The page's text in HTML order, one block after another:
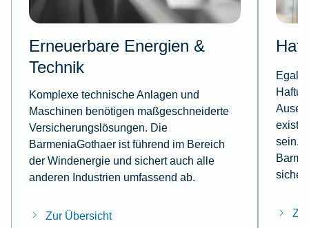
Erneuerbare Energien &
Technik
Komplexe technische Anlagen und
Maschinen benötigen maßgeschneiderte
Versicherungslösungen. Die
BarmeniaGothaer ist führend im Bereich
der Windenergie und sichert auch alle
anderen Industrien umfassend ab.
Zur Übersicht
Egal,
sein.